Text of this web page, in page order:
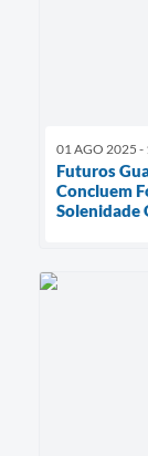
01 AGO 2025 -
Futuros
Concluem
Solenidade